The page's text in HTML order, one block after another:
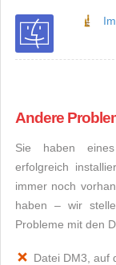
Andere
Sie haben
erfolgreich
immer noch
haben – wir
Probleme mit den
Datei DM3, auf